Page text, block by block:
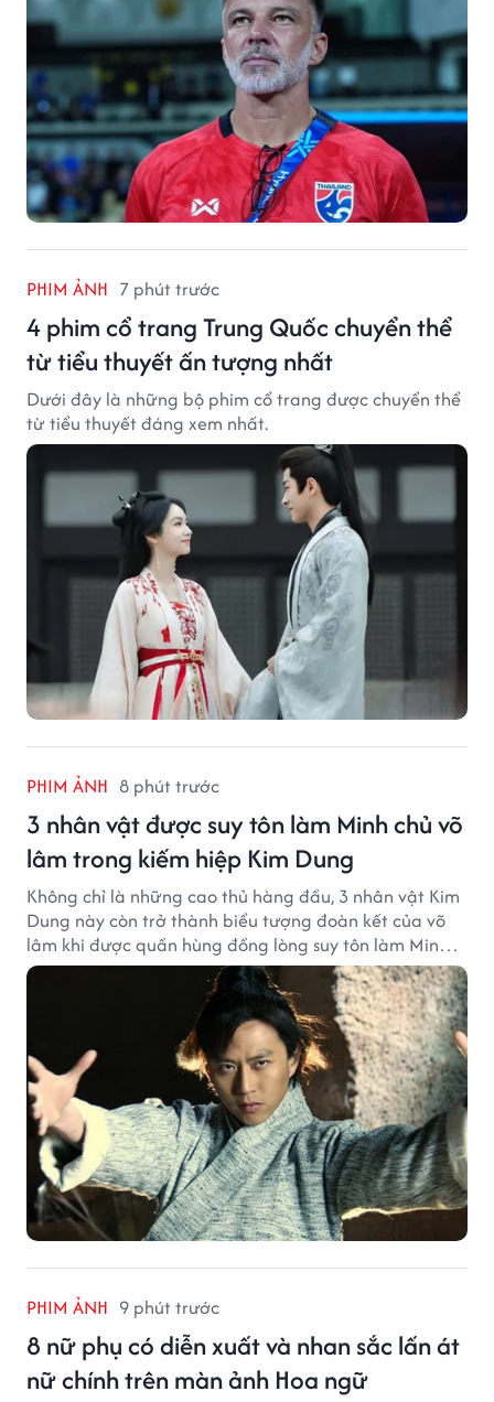
PHIM ẢNH 7 phút trước
4 phim cổ trang Trung Quốc chuyển thể
từ tiểu thuyết ấn tượng nhất
Dưới đây là những bộ phim cổ trang được chuyển thể
từ tiểu thuyết đáng xem nhất.
PHIM ẢNH 8 phút trước
3 nhân vật được suy tôn làm Minh chủ võ
lâm trong kiếm hiệp Kim Dung
Không chỉ là những cao thủ hàng đầu, 3 nhân vật Kim
Dung này còn trở thành biểu tượng đoàn kết của võ
lâm khi được quần hùng đồng lòng suy tôn làm Minh
chủ.
PHIM ẢNH 9 phút trước
8 nữ phụ có diễn xuất và nhan sắc lấn át
nữ chính trên màn ảnh Hoa ngữ